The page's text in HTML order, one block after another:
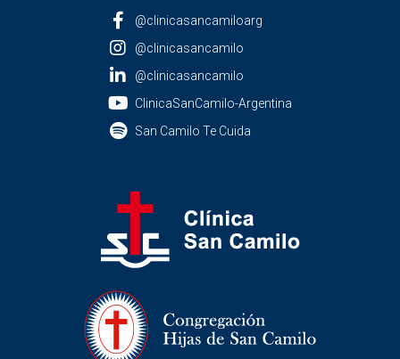
@clinicasancamiloarg
@clinicasancamilo
@clinicasancamilo
ClinicaSanCamilo-Argentina
San Camilo Te Cuida